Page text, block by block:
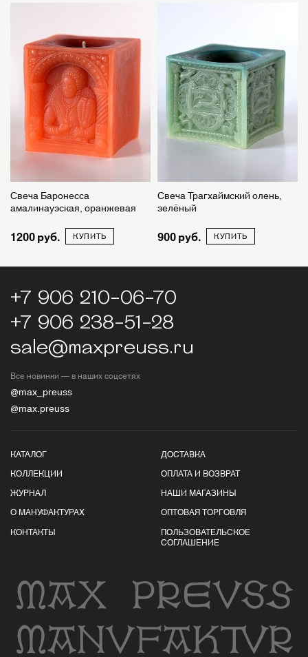
Свеча Баронесса
амалинауэская, оранжевая
1200 КУПИТЬ
Свеча Трагхаймский олень,
зелёный
900 КУПИТЬ
+7 906 210-06-70
+7 906 238-51-28
sale@maxpreuss.ru
Все новинки — в наших соцсетях
@max_preuss
@max.preuss
КАТАЛОГ
КОЛЛЕКЦИИ
ЖУРНАЛ
О МАНУФАКТУРАХ
КОНТАКТЫ
ДОСТАВКА
ОПЛАТА И ВОЗВРАТ
НАШИ МАГАЗИНЫ
ОПТОВАЯ ТОРГОВЛЯ
ПОЛЬЗОВАТЕЛЬСКОЕ
СОГЛАШЕНИЕ